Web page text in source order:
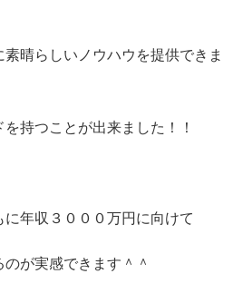
素晴らしいノウハウを提供できま
持つことが出来ました！！
年収３０００万円に向けて
が実感できます＾＾